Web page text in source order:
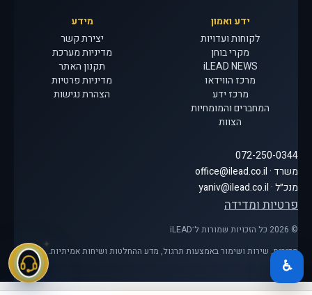
ידע ואמון
לקוחות ועדויות
מקרי בוחן
iLEAD NEWS
מרכז הווידאו
מרכז ידע
המחברים והמומחיות
הצוות
מידע
יצירת קשר
מדיניות מערכת
תקנון האתר
מדיניות פרטיות
הצהרת נגישות
072-250-0344
משרד · office@ilead.co.il
מנכ״ל · yaniv@ilead.co.il
פרטיות ומדידה
© 2026 כל הזכויות שמורות ל־iLEAD
מכירות, שירות ושימור באמצעות תרגול, מדע ההחלטות ושיחות אמיתיות.
♿